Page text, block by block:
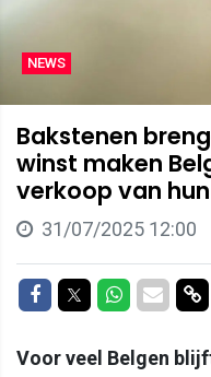
NEWS
Bakstenen
winst maken
verkoop van
31/07/2025 12:00
Delen op Facebook
Delen op Twitter
Delen op
Delen
Voor veel Belgen